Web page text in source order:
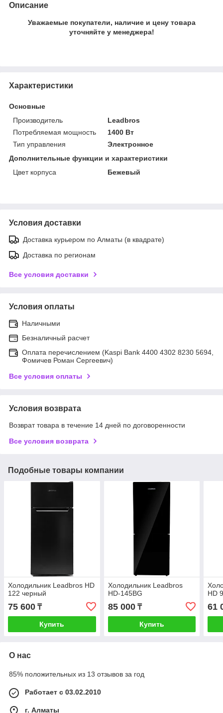
Описание
Уважаемые покупатели, наличие и цену товара
уточняйте у менеджера!
Характеристики
Основные
Производитель
Leadbros
Потребляемая мощность
1400 Вт
Тип управления
Электронное
Дополнительные функции и характеристики
Цвет корпуса
Бежевый
Условия доставки
Доставка курьером по Алматы (в квадрате)
Доставка по регионам
Все условия доставки
Условия оплаты
Наличными
Безналичный расчет
Оплата перечислением (Kaspi Bank 4400 4302 8230 5694,
Фомичев Роман Сергеевич)
Все условия оплаты
Условия возврата
Возврат товара в течение 14 дней по договоренности
Все условия возврата
Подобные товары компании
Холодильник Leadbros HD
122 черный
75 600 ₸
Купить
Холодильник Leadbros
HD-145BG
85 000₸
Купить
HD
61
О нас
85% положительных из 13 отзывов за год
Работает с 03.02.2010
г. Алматы